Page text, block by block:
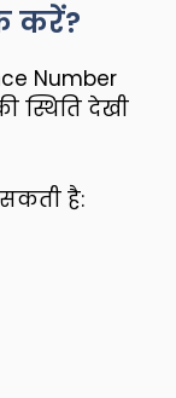
करें?
Number
स्थिति देखी
है: